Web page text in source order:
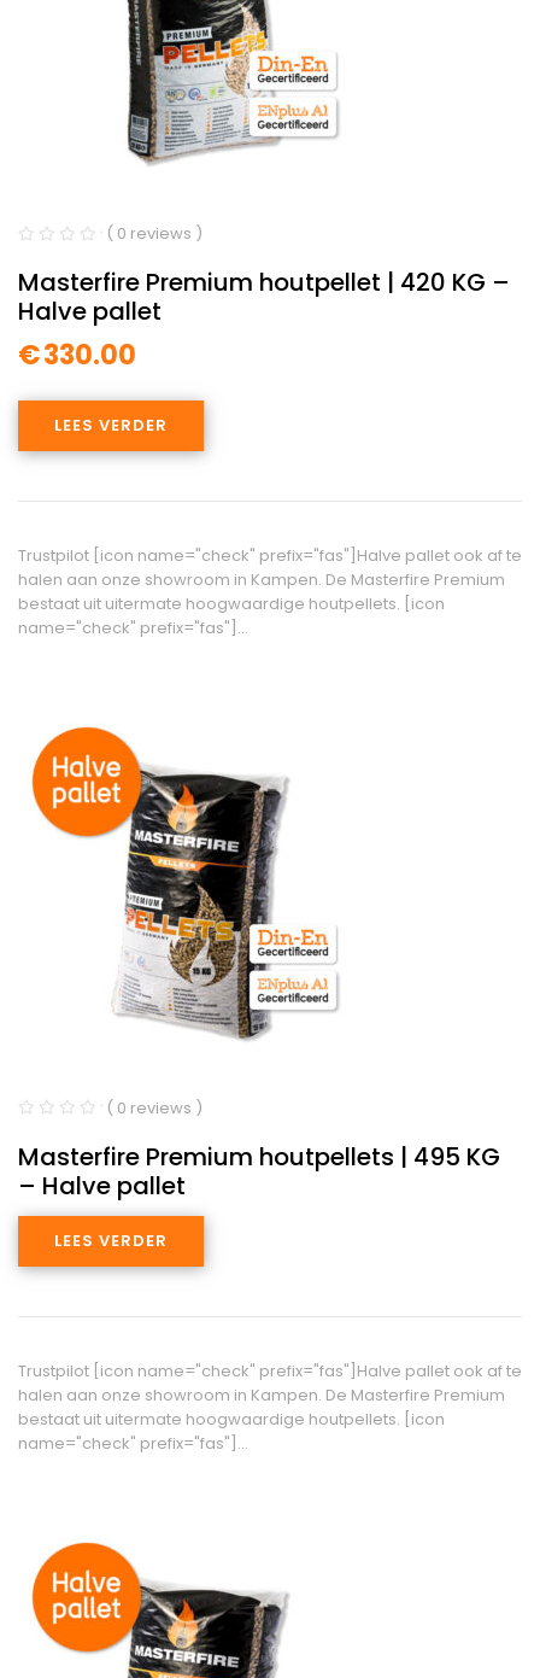
( 0 reviews )
Masterfire Premium houtpellet | 420 KG –
Halve pallet
€330.00
LEES VERDER
Trustpilot [icon name="check" prefix="fas"]Halve pallet ook af te
halen aan onze showroom in Kampen. De Masterfire Premium
bestaat uit uitermate hoogwaardige houtpellets. [icon
name="check" prefix="fas"]…
( 0 reviews )
Masterfire Premium houtpellets | 495 KG
– Halve pallet
LEES VERDER
Trustpilot [icon name="check" prefix="fas"]Halve pallet ook af te
halen aan onze showroom in Kampen. De Masterfire Premium
bestaat uit uitermate hoogwaardige houtpellets. [icon
name="check" prefix="fas"]…